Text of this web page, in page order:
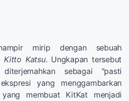
mirip dengan sebuah
Kitto Katsu. Ungkapan tersebut
sebagai "pasti
yang menggambarkan
yang membuat KitKat menjadi